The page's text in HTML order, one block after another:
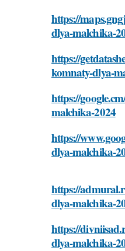
https://
dlya-malchika-
https://
komnaty-dlya-
https://
malchika-2024
https://
dlya-malchika-
https://
dlya-malchika-
https://
dlya-malchika-